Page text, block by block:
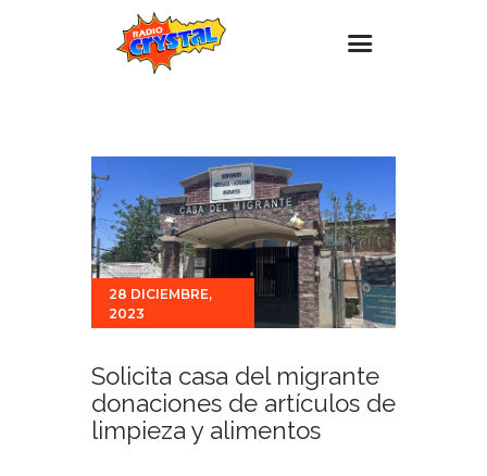
Estaciones
Eventos
Promociones
Noticias
Para ti
28 DICIEMBRE,
2023
Solicita casa del migrante
donaciones de artículos de
limpieza y alimentos